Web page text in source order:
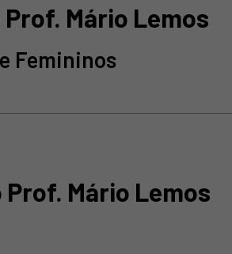
Prof. Mário Lemos
Femininos
Prof. Mário Lemos